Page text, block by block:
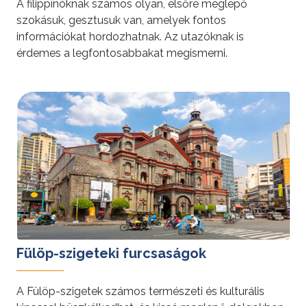
A filippínóknak számos olyan, elsőre meglepő
szokásuk, gesztusuk van, amelyek fontos
információkat hordozhatnak. Az utazóknak is
érdemes a legfontosabbakat megismerni.
Fülöp-szigeteki furcsaságok
A Fülöp-szigetek számos természeti és kulturális
tovább »